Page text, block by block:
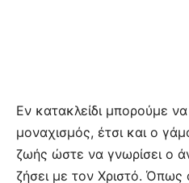
Εν κατακλείδι μπορούμε
μοναχισμός, έτσι και ο
ζωής ώστε να γνωρίσει ο
ζήσει με τον Χριστό. Όπως